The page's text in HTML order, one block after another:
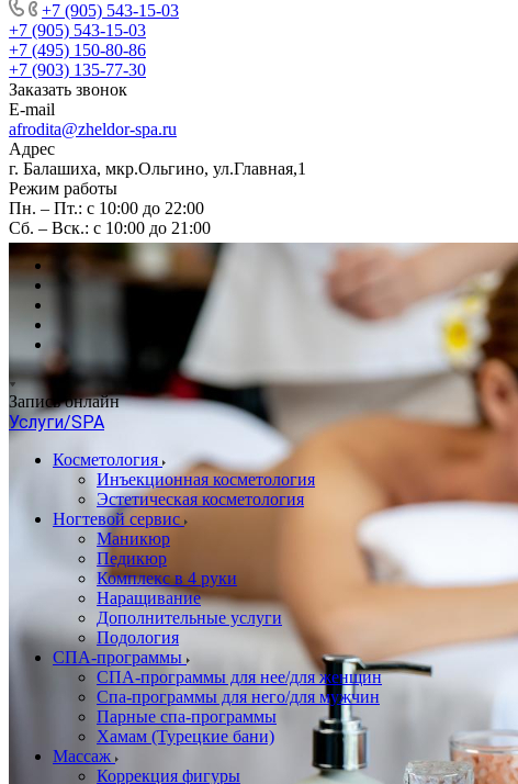
+7 (905) 543-15-03
+7 (905) 543-15-03
+7 (495) 150-80-86
+7 (903) 135-77-30
Заказать звонок
E-mail
afrodita@zheldor-spa.ru
Адрес
г. Балашиха, мкр.Ольгино, ул.Главная,1
Режим работы
Пн. – Пт.: с 10:00 до 22:00
Сб. – Вск.: с 10:00 до 21:00
Запись онлайн
Услуги/SPA
Косметология
Инъекционная косметология
Эстетическая косметология
Ногтевой сервис
Маникюр
Педикюр
Комплекс в 4 руки
Наращивание
Дополнительные услуги
Подология
СПА-программы
СПА-программы для нее/для женщин
Спа-программы для него/для мужчин
Парные спа-программы
Хамам (Турецкие бани)
Массаж
Коррекция фигуры